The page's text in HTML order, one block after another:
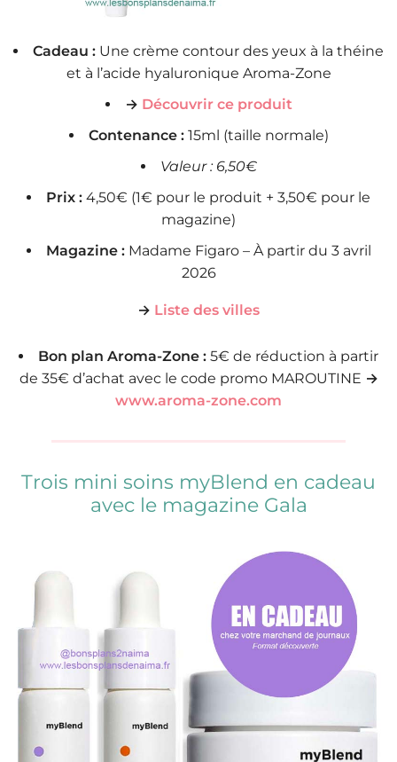
Cadeau : Une crème contour des yeux à la théine
et à l’acide hyaluronique Aroma-Zone
→ Découvrir ce produit
Contenance :15ml (taille normale)
Valeur : 6,50€
Prix : 4,50€ (1€ pour le produit + 3,50€ pour le
magazine)
Magazine :Madame Figaro – À partir du 3 avril
2026
→ Liste des villes
Bon plan Aroma-Zone : 5€ de réduction à partir
de 35€ d’achat avec le code promo MAROUTINE →
www.aroma-zone.com
Trois mini soins myBlend en cadeau
avec le magazine Gala